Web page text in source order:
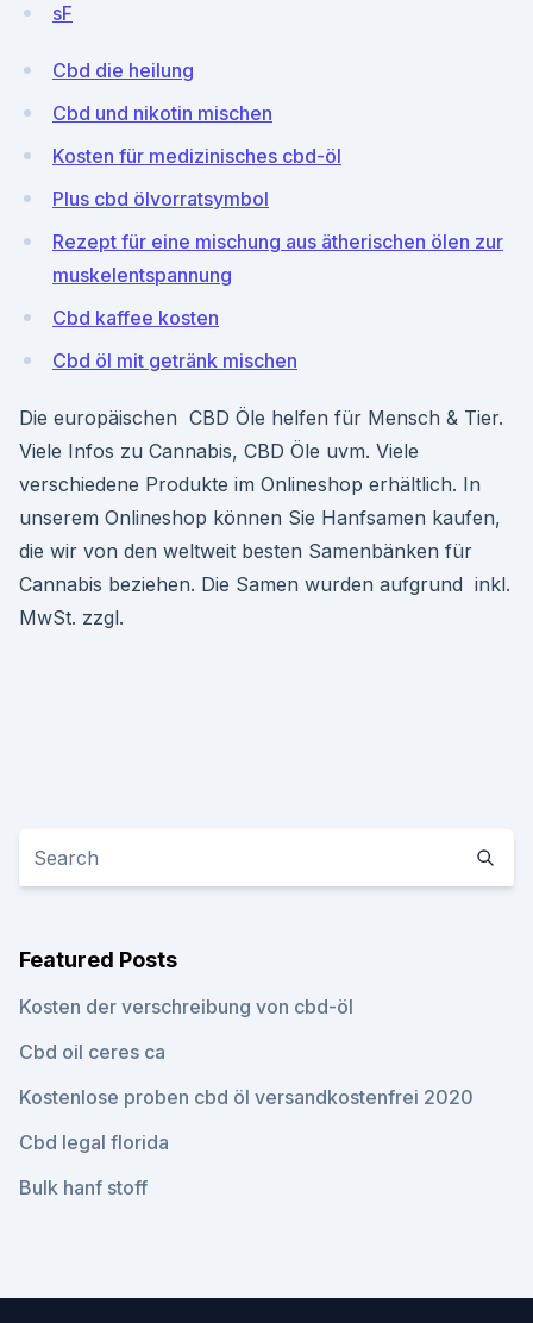
sF
Cbd die heilung
Cbd und nikotin mischen
Kosten für medizinisches cbd-öl
Plus cbd ölvorratsymbol
Rezept für eine mischung aus ätherischen ölen zur
muskelentspannung
Cbd kaffee kosten
Cbd öl mit getränk mischen
Die europäischen CBD Öle helfen für Mensch & Tier.
Viele Infos zu Cannabis, CBD Öle uvm. Viele
verschiedene Produkte im Onlineshop erhältlich. In
unserem Onlineshop können Sie Hanfsamen kaufen,
die wir von den weltweit besten Samenbänken für
Cannabis beziehen. Die Samen wurden aufgrund inkl.
MwSt. zzgl.
Featured Posts
Kosten der verschreibung von cbd-öl
Cbd oil ceres ca
Kostenlose proben cbd öl versandkostenfrei 2020
Cbd legal florida
Bulk hanf stoff